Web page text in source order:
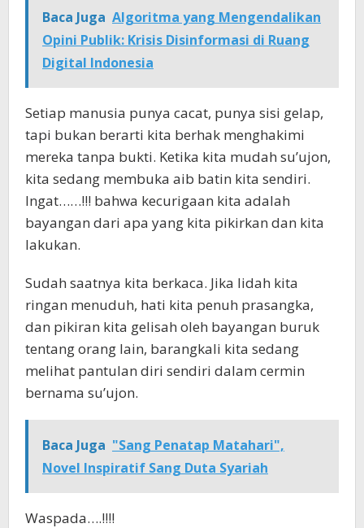
Baca Juga Algoritma yang Mengendalikan
Opini Publik: Krisis Disinformasi di Ruang
Digital Indonesia
Setiap manusia punya cacat, punya sisi gelap,
tapi bukan berarti kita berhak menghakimi
mereka tanpa bukti. Ketika kita mudah su’ujon,
kita sedang membuka aib batin kita sendiri.
Ingat……!!! bahwa kecurigaan kita adalah
bayangan dari apa yang kita pikirkan dan kita
lakukan.
Sudah saatnya kita berkaca. Jika lidah kita
ringan menuduh, hati kita penuh prasangka,
dan pikiran kita gelisah oleh bayangan buruk
tentang orang lain, barangkali kita sedang
melihat pantulan diri sendiri dalam cermin
bernama su’ujon.
Baca Juga "Sang Penatap Matahari",
Novel Inspiratif Sang Duta Syariah
Waspada….!!!!